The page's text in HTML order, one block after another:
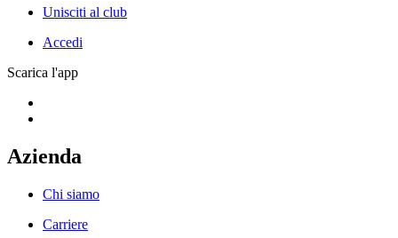
Unisciti al club
Accedi
Scarica l'app
Azienda
Chi siamo
Carriere